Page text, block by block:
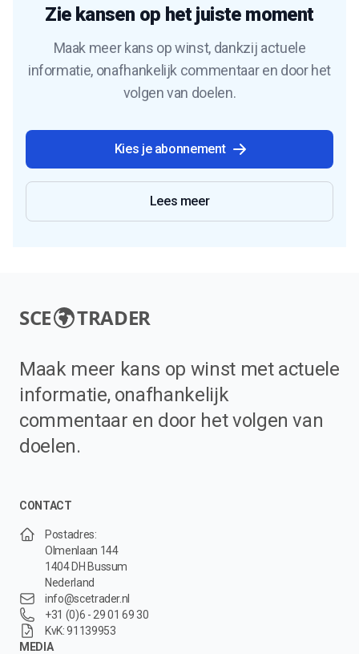
Zie kansen op het juiste moment
Maak meer kans op winst, dankzij actuele
informatie, onafhankelijk commentaar en door het
volgen van doelen.
Kies je abonnement
Lees meer
SCE TRADER
Maak meer kans op winst met actuele
informatie, onafhankelijk
commentaar en door het volgen van
doelen.
CONTACT
Postadres:
Olmenlaan 144
1404 DH Bussum
Nederland
info@scetrader.nl
+31 (0)6 - 29 01 69 30
KvK: 91139953
MEDIA